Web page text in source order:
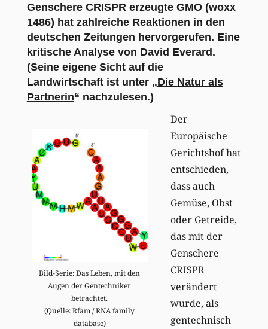
Genschere CRISPR erzeugte GMO (woxx
1486) hat zahlreiche Reaktionen in den
deutschen Zeitungen hervorgerufen. Eine
kritische Analyse von David Everard.
(Seine eigene Sicht auf die
Landwirtschaft ist unter „Die Natur als
Partnerin“ nachzulesen.)
Bild-Serie: Das Leben, mit den
Augen der Gentechniker
betrachtet.
(Quelle: Rfam / RNA family
database)
Der
Europäische
Gerichtshof hat
entschieden,
dass auch
Gemüse, Obst
oder Getreide,
das mit der
Genschere
CRISPR
verändert
wurde, als
gentechnisch